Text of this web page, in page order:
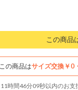
この商品
この商品はサイズ交換￥0
11時間46分08秒以内のお支